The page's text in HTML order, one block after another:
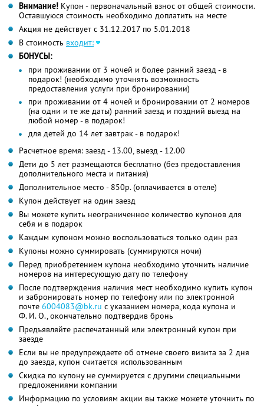
Внимание! Купон - первоначальный взнос от общей стоимости.
Оставшуюся стоимость необходимо доплатить на месте
Акция не действует с 31.12.2017 по 5.01.2018
В стоимость входит:
БОНУСЫ:
при проживании от 3 ночей и более ранний заезд - в
подарок! (необходимо уточнять возможность
предоставления услуги при бронировании)
при проживании от 4 ночей и бронировании от 2 номеров
(на одни и те же даты) ранний заезд и поздний выезд на
любой номер - в подарок!
для детей до 14 лет завтрак - в подарок!
Расчетное время: заезд - 13.00, выезд - 12.00
Дети до 5 лет размещаются бесплатно (без предоставления
дополнительного места и питания)
Дополнительное место - 850р. (оплачивается в отеле)
Купон действует на один заезд
Вы можете купить неограниченное количество купонов для
себя и в подарок
Каждым купоном можно воспользоваться только один раз
Купоны можно суммировать (суммируются ночи)
Перед приобретением купона необходимо уточнить наличие
номеров на интересующую дату по телефону
После подтверждения наличия мест необходимо купить купон
и забронировать номер по телефону или по электронной
почте 6004083@bk.ru с указанием номера, кода купона и
Ф. И. О.,окончательно подтвердив бронь
Предъявляйте распечатанный или электронный купон при
заезде
Если вы не предупреждаете об отмене своего визита за 2 дня
до заезда, купон считается использованным
Скидка по купону не суммируется с другими специальными
предложениями компании
Информацию по условиям акции вы также можете уточнить по